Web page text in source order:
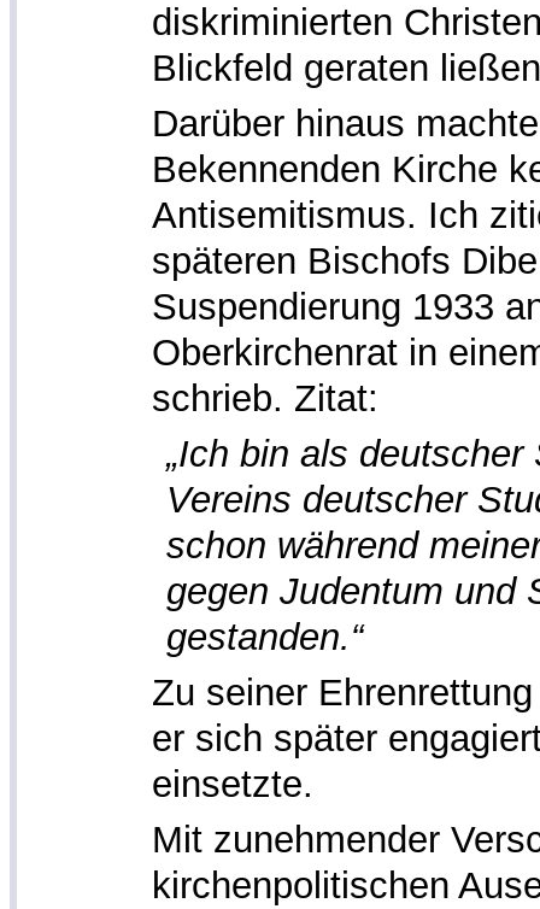
diskriminierten
Blickfeld geraten
Darüber hinaus
Bekennenden Kirche
Antisemitismus. Ich
späteren Bischofs
Suspendierung 1933
Oberkirchenrat in
schrieb. Zitat:
„Ich bin als
Vereins deutscher
schon während
gegen Judentum und
gestanden.“
Zu seiner
er sich später
einsetzte.
Mit zunehmender
kirchenpolitischen